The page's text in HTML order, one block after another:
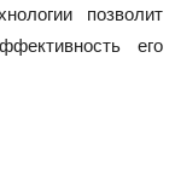
позволит
его